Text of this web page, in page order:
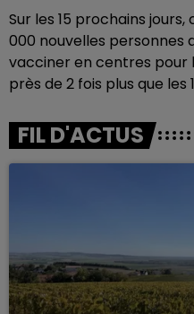
Sur les 15 prochains
000 nouvelles personnes
vacciner en centres pour
près de 2 fois plus que les
FIL D'ACTUS